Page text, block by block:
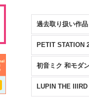
過去取り扱い作
PETIT STATION